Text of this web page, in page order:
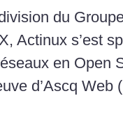
du
Actinux s’est
en Open
d’Ascq